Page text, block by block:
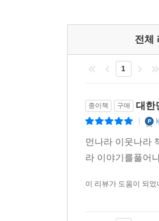
무대로 확장시킨 기
권하며 시대를 넘어
《먼나라 이웃나라
첫째, 교양 만화 시
어린이 신문사의 주
독일 권위지 〈알게
이웃나라》를 시작
받던 만화는 어엿한
전체
1
종이책 구매 대한
먼나라 이웃나라
라 이야기를풀어
이 리뷰가 도움이 되었